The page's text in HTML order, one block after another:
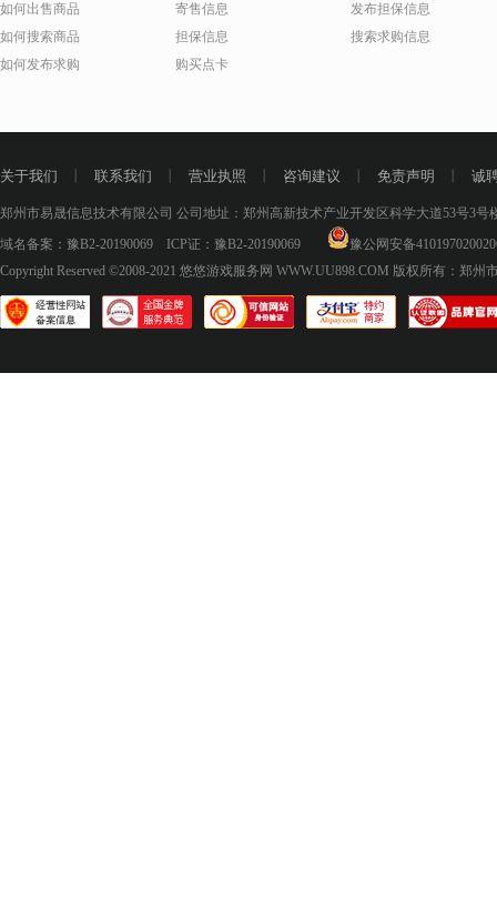
如何出售商品
如何搜索商品
如何发布求购
寄售信息
担保信息
购买点卡
发布担保信息
搜索求购信息
关于我们 联系我们 营业执照 咨询建议 免责声明 诚
郑州市易晟信息技术有限公司 公司地址：郑州高新技术产业开发区科学大道53号3号
域名备案： 豫B2-20190069 ICP证： 豫B2-20190069
豫公网安备
Copyright Reserved ©2008-2021 悠悠游戏服务网 WWW.UU898.COM 版权所有：郑州